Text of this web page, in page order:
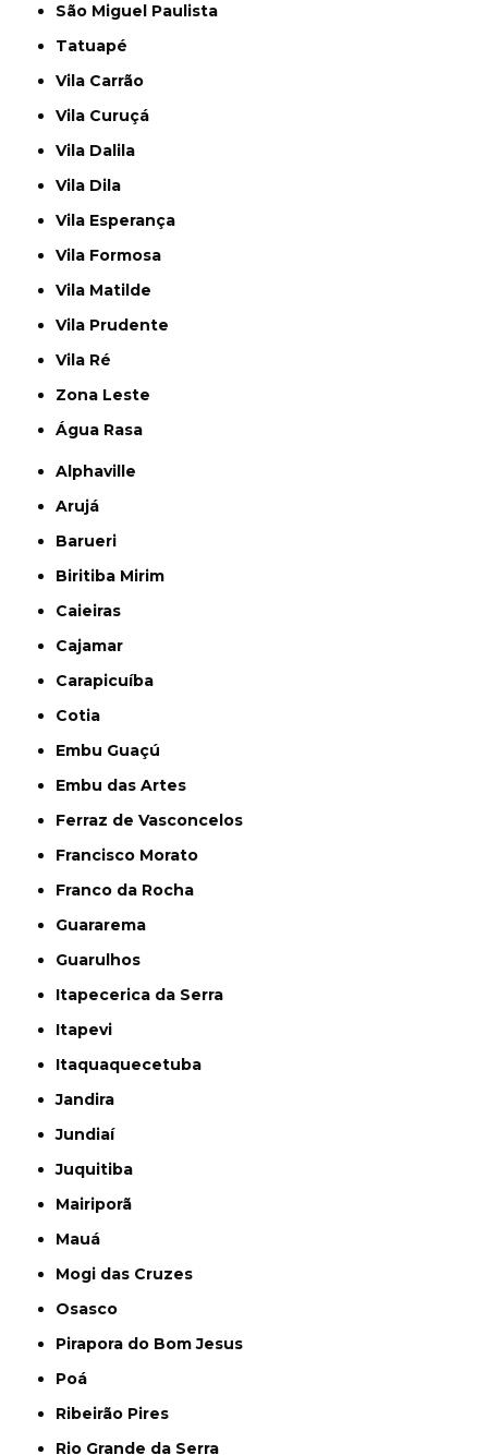
São Miguel Paulista
Tatuapé
Vila Carrão
Vila Curuçá
Vila Dalila
Vila Dila
Vila Esperança
Vila Formosa
Vila Matilde
Vila Prudente
Vila Ré
Zona Leste
Água Rasa
Alphaville
Arujá
Barueri
Biritiba Mirim
Caieiras
Cajamar
Carapicuíba
Cotia
Embu Guaçú
Embu das Artes
Ferraz de Vasconcelos
Francisco Morato
Franco da Rocha
Guararema
Guarulhos
Itapecerica da Serra
Itapevi
Itaquaquecetuba
Jandira
Jundiaí
Juquitiba
Mairiporã
Mauá
Mogi das Cruzes
Osasco
Pirapora do Bom Jesus
Poá
Ribeirão Pires
Rio Grande da Serra